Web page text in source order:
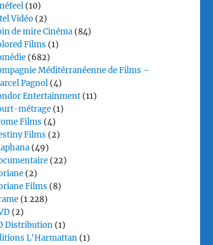
(10)
Vidéo (2)
de mire Cinéma (84)
Films (1)
(682)
Méditérranéenne de Films –
Pagnol (4)
Entertainment (11)
métrage (1)
Films (4)
Films (2)
(49)
(22)
(2)
Films (8)
(1 228)
(2)
Distribution (1)
L'Harmattan (1)